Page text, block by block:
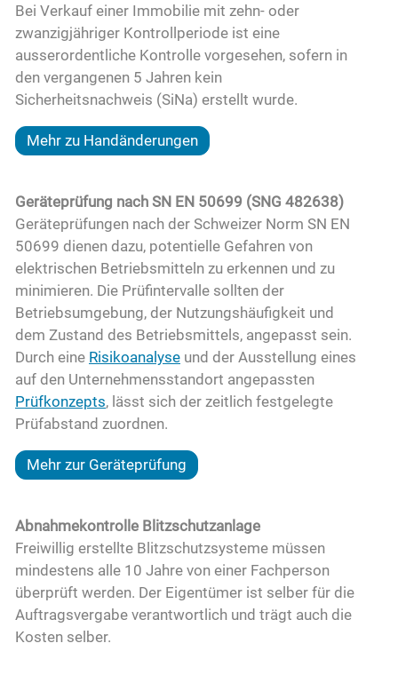
Bei Verkauf einer Immobilie mit zehn- oder
zwanzigjähriger Kontrollperiode ist eine
ausserordentliche Kontrolle vorgesehen, sofern in
den vergangenen 5 Jahren kein
Sicherheitsnachweis (SiNa) erstellt wurde.
Mehr zu Handänderungen
Geräteprüfung nach SN EN 50699 (SNG 482638)
Geräteprüfungen nach der Schweizer Norm SN EN
50699 dienen dazu, potentielle Gefahren von
elektrischen Betriebsmitteln zu erkennen und zu
minimieren. Die Prüfintervalle sollten der
Betriebsumgebung, der Nutzungshäufigkeit und
dem Zustand des Betriebsmittels, angepasst sein.
Durch eine Risikoanalyse und der Ausstellung eines
auf den Unternehmensstandort angepassten
Prüfkonzepts, lässt sich der zeitlich festgelegte
Prüfabstand zuordnen.
Mehr zur Geräteprüfung
Abnahmekontrolle Blitzschutzanlage
Freiwillig erstellte Blitzschutzsysteme müssen
mindestens alle 10 Jahre von einer Fachperson
überprüft werden. Der Eigentümer ist selber für die
Auftragsvergabe verantwortlich und trägt auch die
Kosten selber.